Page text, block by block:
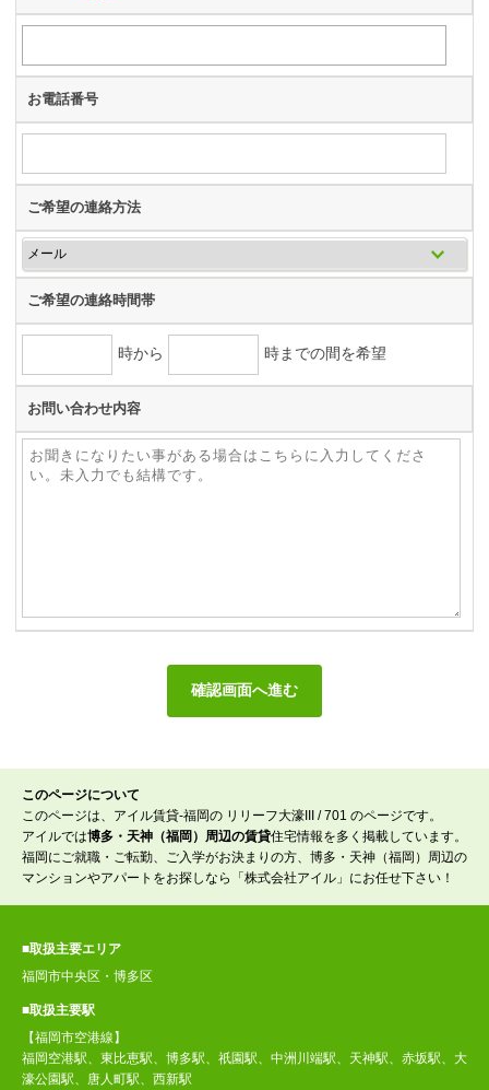
お電話番号
ご希望の連絡方法
ご希望の連絡時間帯
時から 時までの間を希望
お問い合わせ内容
このページについて
このページは、アイル賃貸-福岡の リリーフ大濠III / 701 のページです。
アイルでは博多・天神（福岡）周辺の賃貸住宅情報を多く掲載しています。
福岡にご就職・ご転勤、ご入学がお決まりの方、博多・天神（福岡）周辺の
マンションやアパートをお探しなら「株式会社アイル」にお任せ下さい！
■取扱主要エリア
福岡市中央区・博多区
■取扱主要駅
【福岡市空港線】
福岡空港駅、東比恵駅、博多駅、祇園駅、中洲川端駅、天神駅、赤坂駅、大
濠公園駅、唐人町駅、西新駅